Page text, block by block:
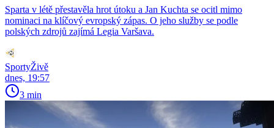
Sparta v létě přestavěla hrot útoku a Jan Kuchta se ocitl mimo
nominaci na klíčový evropský zápas. O jeho služby se podle
polských zdrojů zajímá Legia Varšava.
SportyŽivě
dnes, 19:57
3 min